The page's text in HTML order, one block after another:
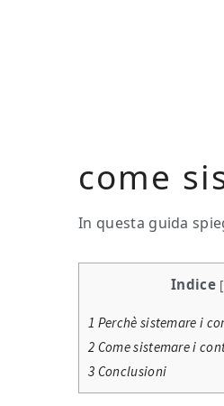
come
In questa guida
Indice [
1 Perchè sistemare i
2 Come sistemare i
3 Conclusioni